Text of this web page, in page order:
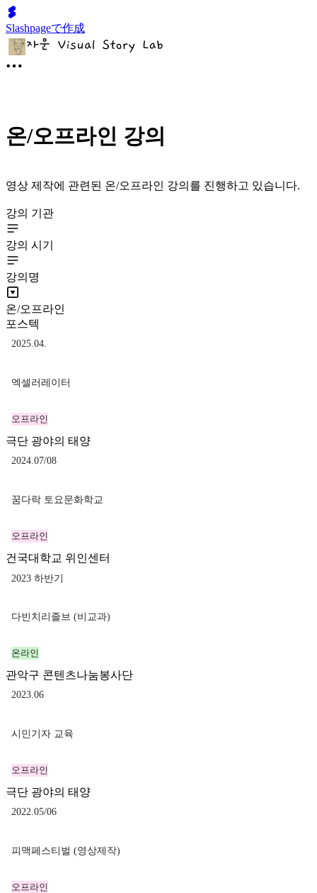
Slashpageで作成
온/오프라인 강의
영상 제작에 관련된 온/오프라인 강의를 진행하고 있습니다.
강의 기관
강의 시기
강의명
온/오프라인
포스텍
2025.04.
엑셀러레이터
오프라인
극단 광야의 태양
2024.07/08
꿈다락 토요문화학교
오프라인
건국대학교 위인센터
2023 하반기
다빈치리졸브 (비교과)
온라인
관악구 콘텐츠나눔봉사단
2023.06
시민기자 교육
오프라인
극단 광야의 태양
2022.05/06
피맥페스티벌 (영상제작)
오프라인